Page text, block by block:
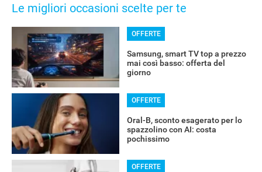
RECENSIONI
Le migliori occasioni scelte per te
OFFERTE
Samsung, smart TV top a prezzo
mai così basso: offerta del
giorno
OFFERTE
Oral-B, sconto esagerato per lo
spazzolino con AI: costa
pochissimo
OFFERTE